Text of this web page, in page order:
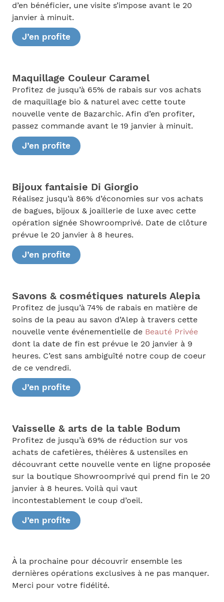
d’en bénéficier, une visite s’impose avant le 20
janvier à minuit.
J’en profite
Maquillage Couleur Caramel
Profitez de jusqu’à 65% de rabais sur vos achats
de maquillage bio & naturel avec cette toute
nouvelle vente de Bazarchic. Afin d’en profiter,
passez commande avant le 19 janvier à minuit.
J’en profite
Bijoux fantaisie Di Giorgio
Réalisez jusqu’à 86% d’économies sur vos achats
de bagues, bijoux & joaillerie de luxe avec cette
opération signée Showroomprivé. Date de clôture
prévue le 20 janvier à 8 heures.
J’en profite
Savons & cosmétiques naturels Alepia
Profitez de jusqu’à 74% de rabais en matière de
soins de la peau au savon d’Alep à travers cette
nouvelle vente événementielle de Beauté Privée
dont la date de fin est prévue le 20 janvier à 9
heures. C’est sans ambiguïté notre coup de coeur
de ce vendredi.
J’en profite
Vaisselle & arts de la table Bodum
Profitez de jusqu’à 69% de réduction sur vos
achats de cafetières, théières & ustensiles en
découvrant cette nouvelle vente en ligne proposée
sur la boutique Showroomprivé qui prend fin le 20
janvier à 8 heures. Voilà qui vaut
incontestablement le coup d’oeil.
J’en profite
À la prochaine pour découvrir ensemble les
dernières opérations exclusives à ne pas manquer.
Merci pour votre fidélité.